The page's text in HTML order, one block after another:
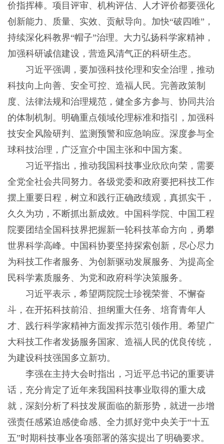
价指挥棒。项目评审、机构评估、人才评价都要强化
创新能力、质量、实效、贡献导向。加快“破四唯”，
持续深化科教界“帽子”治理。大力弘扬科学家精神，
加强科研诚信建设，营造风清气正的科研生态。
习近平强调，要加强科技伦理和安全治理，推动
科技向上向善、安全可控、造福人民。完善政策制
度、法律法规和治理规范，健全多方参与、协同共治
的体制机制。明确重点领域伦理标准和指引，加强科
技安全风险研判、监测预警和应急响应。深度参与全
球科技治理，广泛宣介中国主张和中国方案。
习近平指出，推动我国科技事业欣欣向荣，需要
全党全社会共同努力。各级党委和政府要把科技工作
摆上重要日程，树立和践行正确政绩观，真抓实干，
久久为功，不断抓出新成效。中国科学院、中国工程
院要团结全国科技界把握新一轮科技革命方向，勇攀
世界科学高峰。中国科协要坚持探索创新，尽心尽力
为科技工作者服务、为创新驱动发展服务、为提高全
民科学素质服务、为党和政府科学决策服务。
习近平表示，希望两院院士珍视荣誉、不懈奋
斗，在开拓科技前沿、担纲重大任务、培育青年人
才、践行科学家精神方面发挥示范引领作用。希望广
大科技工作者发扬服务国家、造福人民的优良传统，
为建设科技强国多立新功。
李强在主持大会时指出，习近平总书记的重要讲
话，充分肯定了近年来我国科技事业取得的重大成
就，深刻分析了科技发展面临的新形势，就进一步增
强责任感紧迫感使命感、全力抓好党中央关于“十五
五”时期科技事业各项部署的落实提出了明确要求。